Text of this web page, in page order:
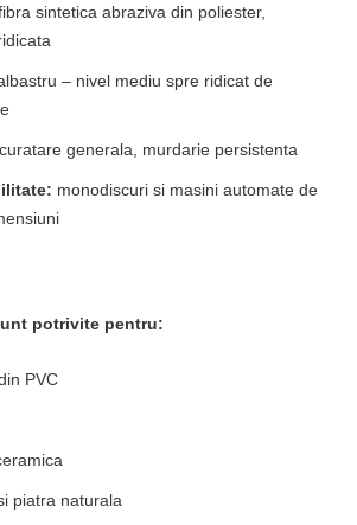
sintetica abraziva din poliester,
– nivel mediu spre ridicat de
curatare generala, murdarie persistenta
monodiscuri si masini automate de
potrivite pentru:
PVC
piatra naturala